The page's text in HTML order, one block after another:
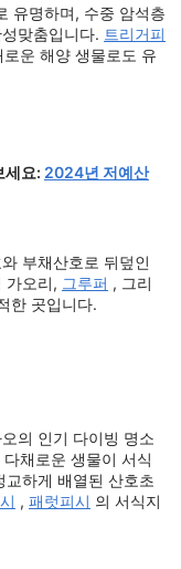
유명하며, 수중 암석층
맞춤입니다. 트리거피
운 해양 생물로도 유
세요: 2024년 저예산
부채산호로 뒤덮인
가오리, 그루퍼 , 그리
한 곳입니다.
의 인기 다이빙 명소
채로운 생물이 서식
하게 배열된 산호초
, 패럿피시 의 서식지